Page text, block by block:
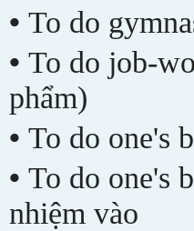
• To do
• To do job-
phẩm)
• To do one's
• To do one's
nhiệm vào